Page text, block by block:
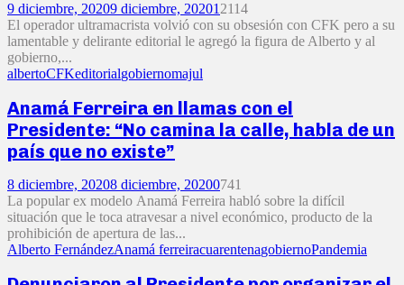
9 diciembre, 20209 diciembre, 20201 2114
El operador ultramacrista volvió con su obsesión con CFK pero a su
lamentable y delirante editorial le agregó la figura de Alberto y al
gobierno,...
albertoCFKeditorialgobiernomajul
Anamá Ferreira en llamas con el
Presidente: “No camina la calle, habla de un
país que no existe”
8 diciembre, 20208 diciembre, 20200741
La popular ex modelo Anamá Ferreira habló sobre la difícil
situación que le toca atravesar a nivel económico, producto de la
prohibición de apertura de las...
Alberto FernándezAnamá ferreiracuarentenagobiernoPandemia